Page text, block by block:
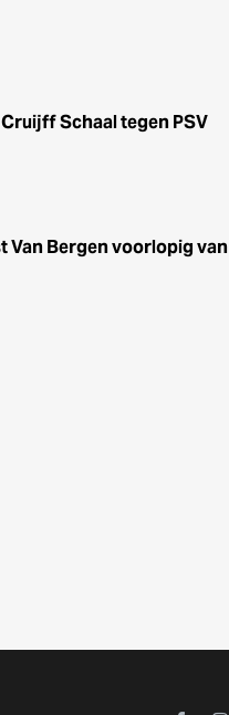
Schaal tegen PSV
Van Bergen voorlopig van